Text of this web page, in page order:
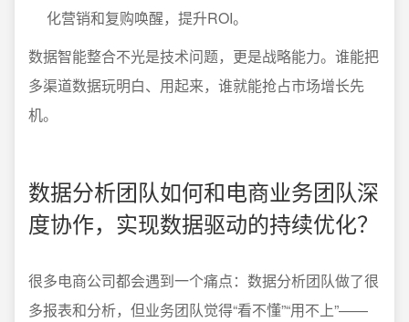
化营销和复购唤醒，提升ROI。
数据智能整合不光是技术问题，更是战略能力。谁能把
多渠道数据玩明白、用起来，谁就能抢占市场增长先
机。
数据分析团队如何和电商业务团队深
度协作，实现数据驱动的持续优化？
很多电商公司都会遇到一个痛点：数据分析团队做了很
多报表和分析，但业务团队觉得“看不懂”“用不上”——